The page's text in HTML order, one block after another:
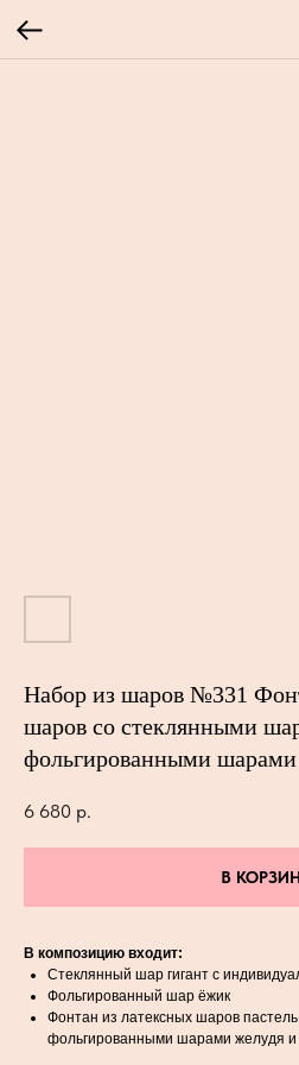
Набор из шаров №331
шаров со стеклянными
фольгированными шарами
6 680 р.
В
В композицию входит:
Стеклянный шар гигант с
Фольгированный шар ёжик
Фонтан из латексных шаров
фольгированными шарами желудя и